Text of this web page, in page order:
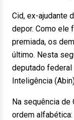
Cid, ex-ajudante
depor. Como ele
premiada, os
último. Nesta
deputado
Inteligência
Na sequência de
ordem